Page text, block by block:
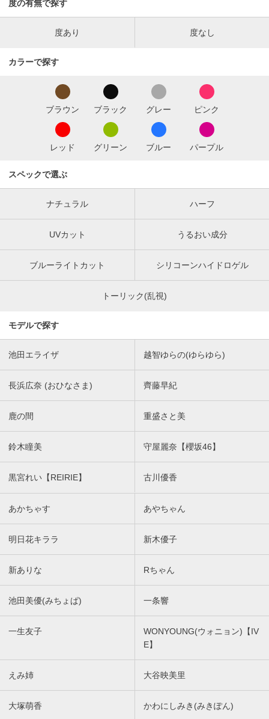
度の有無で探す
度あり 度なし
カラーで探す
ブラウン ブラック グレー ピンク
レッド グリーン ブルー パープル
スペックで選ぶ
ナチュラル ハーフ
UVカット うるおい成分
ブルーライトカット シリコーンハイドロゲル
トーリック(乱視)
モデルで探す
池田エライザ 越智ゆらの(ゆらゆら)
長浜広奈 (おひなさま) 齊藤早紀
鹿の間 重盛さと美
鈴木瞳美 守屋麗奈【櫻坂46】
黒宮れい【REIRIE】 古川優香
あかちゃす あやちゃん
明日花キララ 新木優子
新ありな Rちゃん
池田美優(みちょぱ) 一条響
一生友子
WONYOUNG(ウォニョン)【IV
E】
えみ姉 大谷映美里
大塚萌香 かわにしみき(みきぽん)